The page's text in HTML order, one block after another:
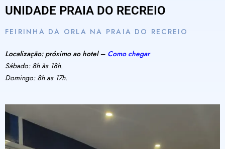
UNIDADE PRAIA DO RECREIO
FEIRINHA DA ORLA NA PRAIA DO RECREIO
Localização: próximo ao hotel – Como chegar
Sábado: 8h às 18h.
Domingo: 8h as 17h.